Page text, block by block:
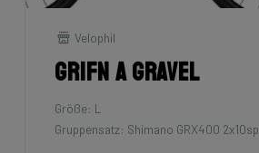
Velophil
Grifn A Gravel
Größe: L
Gruppensatz: Shimano GRX400 2x10sp